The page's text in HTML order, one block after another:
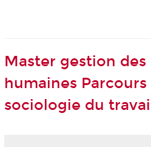
Master gestion des
humaines Parcours
sociologie du travail